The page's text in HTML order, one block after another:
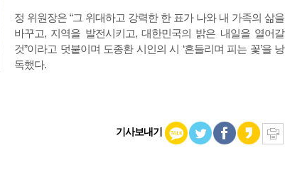
정 위원장은 “그 위대하고 강력한 한 표가 나와 내 가족의 삶을
바꾸고, 지역을 발전시키고, 대한민국의 밝은 내일을 열어갈
것”이라고 덧붙이며 도종환 시인의 시 ‘흔들리며 피는 꽃’을 낭
독했다.
기사보내기